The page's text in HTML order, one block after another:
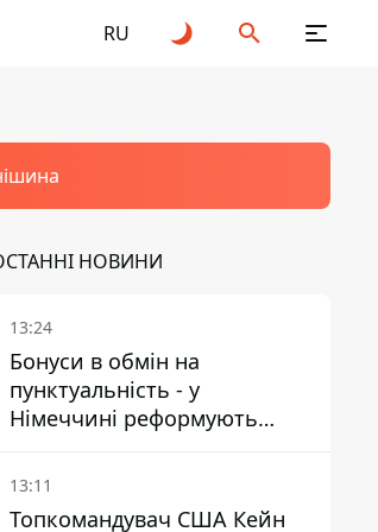
RU
НОВИНИ
13:24
Бонуси в обмін на
пунктуальність - у
Німеччині реформують
преміювання керівництва
Deutsche Bahn
13:11
Топкомандувач США Кейн